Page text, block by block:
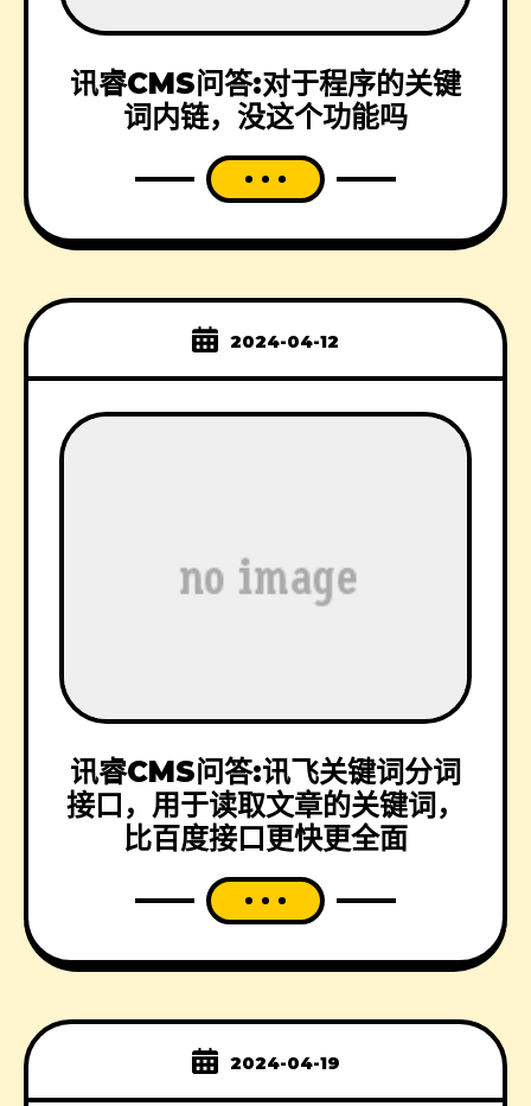
讯睿CMS问答:对于程序的关键
词内链，没这个功能吗
2024-04-12
讯睿CMS问答:讯飞关键词分词
接口，用于读取文章的关键词，
比百度接口更快更全面
2024-04-19